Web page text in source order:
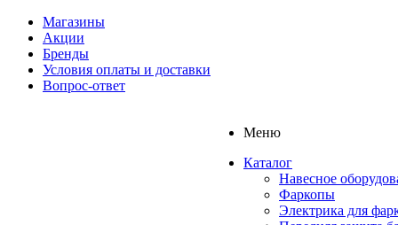
Магазины
Акции
Бренды
Условия оплаты и доставки
Вопрос-ответ
Меню
Каталог
Навесное
Фаркопы
Электрика для